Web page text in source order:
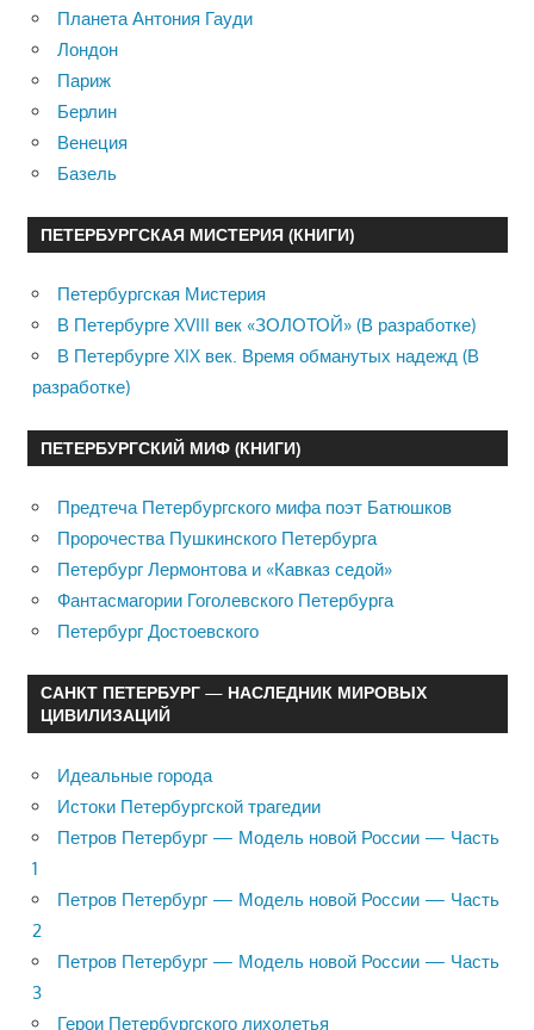
Планета Антония Гауди
Лондон
Париж
Берлин
Венеция
Базель
ПЕТЕРБУРГСКАЯ МИСТЕРИЯ (КНИГИ)
Петербургская Мистерия
В Петербурге XVIII век «ЗОЛОТОЙ» (В разработке)
В Петербурге XIX век. Время обманутых надежд (В
разработке)
ПЕТЕРБУРГСКИЙ МИФ (КНИГИ)
Предтеча Петербургского мифа поэт Батюшков
Пророчества Пушкинского Петербурга
Петербург Лермонтова и «Кавказ седой»
Фантасмагории Гоголевского Петербурга
Петербург Достоевского
САНКТ ПЕТЕРБУРГ — НАСЛЕДНИК МИРОВЫХ
ЦИВИЛИЗАЦИЙ
Идеальные города
Истоки Петербургской трагедии
Петров Петербург — Модель новой России — Часть
1
Петров Петербург — Модель новой России — Часть
2
Петров Петербург — Модель новой России — Часть
3
Герои Петербургского лихолетья